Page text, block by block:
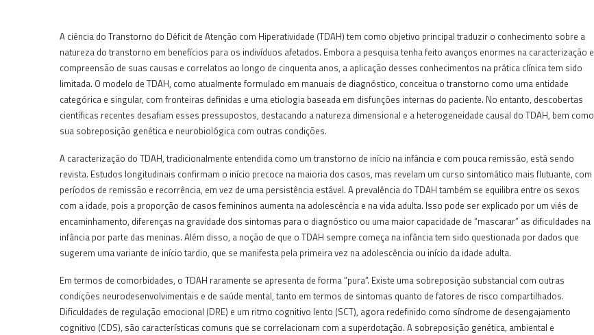
A ciência do Transtorno do Déficit de Atenção com Hiperatividade (TDAH) tem como objetivo principal traduzir o conhecimento sobre a
natureza do transtorno em benefícios para os indivíduos afetados. Embora a pesquisa tenha feito avanços enormes na caracterização e
compreensão de suas causas e correlatos ao longo de cinquenta anos, a aplicação desses conhecimentos na prática clínica tem sido
limitada. O modelo de TDAH, como atualmente formulado em manuais de diagnóstico, conceitua o transtorno como uma entidade
categórica e singular, com fronteiras definidas e uma etiologia baseada em disfunções internas do paciente. No entanto, descobertas
científicas recentes desafiam esses pressupostos, destacando a natureza dimensional e a heterogeneidade causal do TDAH, bem como
sua sobreposição genética e neurobiológica com outras condições.
A caracterização do TDAH, tradicionalmente entendida como um transtorno de início na infância e com pouca remissão, está sendo
revista. Estudos longitudinais confirmam o início precoce na maioria dos casos, mas revelam um curso sintomático mais flutuante, com
períodos de remissão e recorrência, em vez de uma persistência estável. A prevalência do TDAH também se equilibra entre os sexos
com a idade, pois a proporção de casos femininos aumenta na adolescência e na vida adulta. Isso pode ser explicado por um viés de
encaminhamento, diferenças na gravidade dos sintomas para o diagnóstico ou uma maior capacidade de “mascarar” as dificuldades na
infância por parte das meninas. Além disso, a noção de que o TDAH sempre começa na infância tem sido questionada por dados que
sugerem uma variante de início tardio, que se manifesta pela primeira vez na adolescência ou início da idade adulta.
Em termos de comorbidades, o TDAH raramente se apresenta de forma “pura”. Existe uma sobreposição substancial com outras
condições neurodesenvolvimentais e de saúde mental, tanto em termos de sintomas quanto de fatores de risco compartilhados.
Dificuldades de regulação emocional (DRE) e um ritmo cognitivo lento (SCT), agora redefinido como síndrome de desengajamento
cognitivo (CDS), são características comuns que se correlacionam com a superdotação. A sobreposição genética, ambiental e